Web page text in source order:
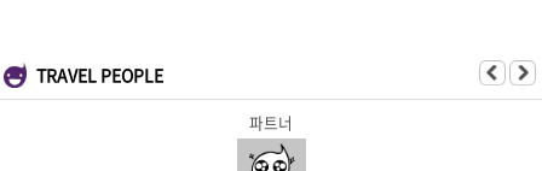
TRAVEL PEOPLE
파트너